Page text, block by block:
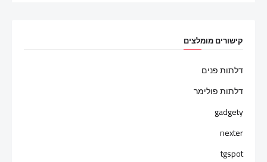
קישורים מומלצים
דלתות פנים
דלתות פולימר
gadgety
nexter
tgspot